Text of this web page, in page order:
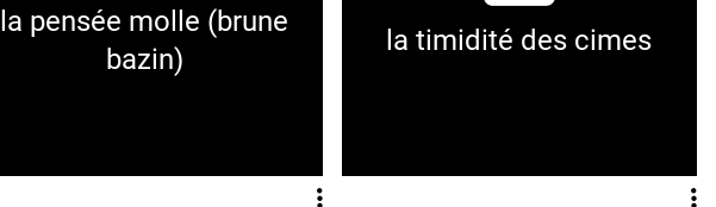
la pensée molle (brune
bazin)
la timidité des cimes